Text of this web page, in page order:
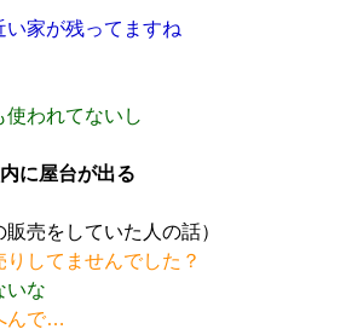
家が残ってますね
われてないし
に屋台が出る
販売をしていた人の話）
してませんでした？
いな
んで…